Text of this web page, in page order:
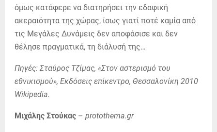
όμως κατάφερε να διατηρήσει την εδαφική
ακεραιότητα της χώρας, ίσως γιατί ποτέ καμία από
τις Μεγάλες Δυνάμεις δεν αποφάσισε και δεν
θέλησε πραγματικά, τη διάλυσή της…
Πηγές: Σταύρος Τζίμας, «Στον αστερισμό του
εθνικισμού», Εκδόσεις επίκεντρο, Θεσσαλονίκη 2010
Wikipedia.
Μιχάλης Στούκας – protothema.gr